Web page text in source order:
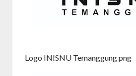
Logo INISNU Temanggung png